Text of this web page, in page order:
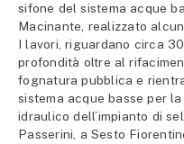
sifone del sistema acque
Macinante, realizzato
I lavori, riguardano circa
profondità oltre al
fognatura pubblica e
sistema acque basse per
idraulico dell’impianto di
Passerini, a Sesto